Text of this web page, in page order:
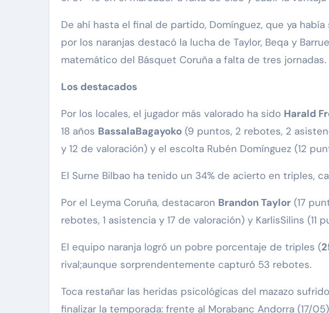
De ahí hasta el final de partido, Domínguez, que ya
por los naranjas destacó la lucha de Taylor, Beqa y
matemático del Básquet Coruña a falta de tres jornadas.
Los destacados
Por los locales, el jugador más valorado ha sido Harald
18 años BassalaBagayoko (9 puntos, 2 rebotes, 2
y 12 de valoración) y el escolta Rubén Domínguez (12
El Surne Bilbao ha tenido un 34% de acierto en triples,
Por el Leyma Coruña, destacaron Brandon Taylor (17
rebotes, 1 asistencia y 17 de valoración) y KarlisSilins (11
El equipo naranja logró un pobre porcentaje de triples (
rival;aunque sorprendentemente capturó 53 rebotes.
Toca restañar las heridas psicológicas del mazazo
finalizar la temporada: frente al Morabanc Andorra (17/